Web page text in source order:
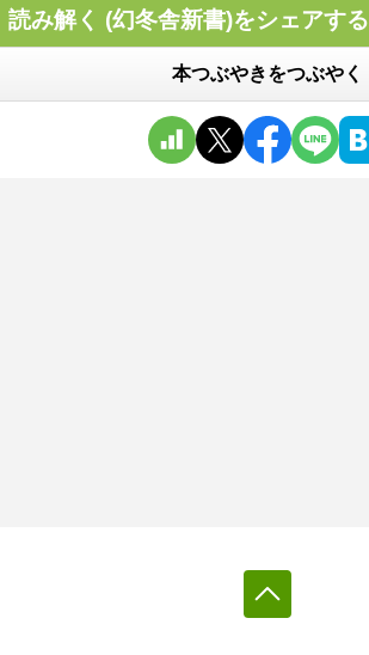
読み解く (幻冬舎新書)をシェアする
本つぶやきをつぶやく